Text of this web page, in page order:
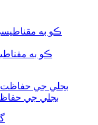
ڪو به
بجلي جي حفاظت